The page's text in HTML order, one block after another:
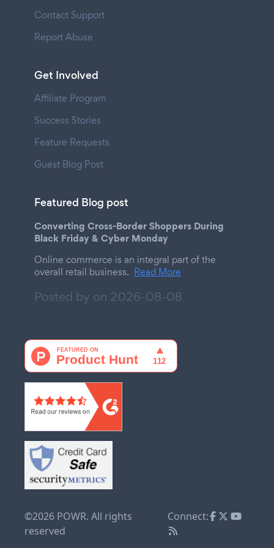
Contact Support
Report Abuse
Get Involved
Affiliate Program
Success Stories
Feature Requests
Guest Blog Post
Featured Blog post
Converting Cross-Border Shoppers During
Black Friday & Cyber Monday
Online commerce is an integral part of the
overall retail business. Read More
Posted by on 2026-08-08
©2026 POWR. All rights
reserved
Connect: